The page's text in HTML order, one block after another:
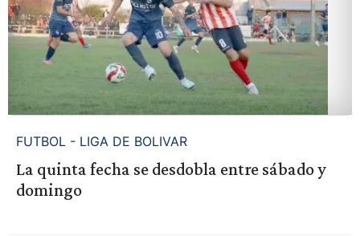
FUTBOL - LIGA DE BOLIVAR
La quinta fecha se desdobla entre sábado y
domingo